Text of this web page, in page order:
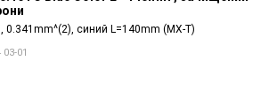
0.341mm^(2), синий L=140mm (MX-T)
01